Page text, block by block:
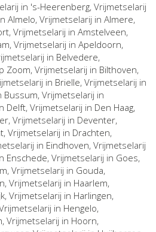
in 's-Heerenberg, Vrijmetselarij
Almelo, Vrijmetselarij in Almere,
, Vrijmetselarij in Amstelveen,
, Vrijmetselarij in Apeldoorn,
in Belvedere,
Zoom, Vrijmetselarij in Bilthoven,
in Brielle, Vrijmetselarij in
Bussum, Vrijmetselarij in
Delft, Vrijmetselarij in Den Haag,
, Vrijmetselarij in Deventer,
, Vrijmetselarij in Drachten,
in Eindhoven, Vrijmetselarij
Enschede, Vrijmetselarij in Goes,
, Vrijmetselarij in Gouda,
, Vrijmetselarij in Haarlem,
, Vrijmetselarij in Harlingen,
in Hengelo,
, Vrijmetselarij in Hoorn,